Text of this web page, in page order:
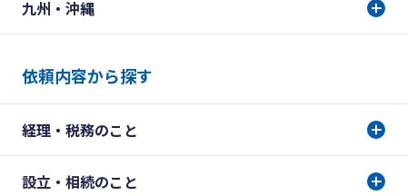
九州・沖縄
依頼内容から探す
経理・税務のこと
設立・相続のこと